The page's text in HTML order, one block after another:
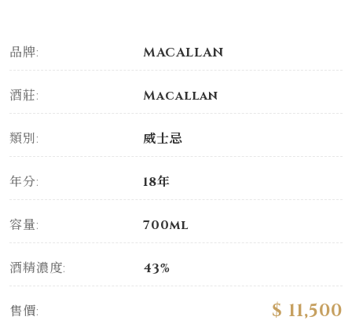
品牌: MACALLAN
酒莊: Macallan
類別: 威士忌
年分: 18年
容量: 700ml
酒精濃度: 43%
售價: $ 11,500